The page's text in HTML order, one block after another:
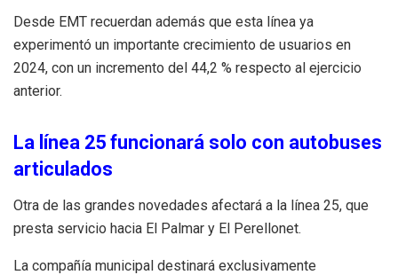
Desde EMT recuerdan además que esta línea ya
experimentó un importante crecimiento de usuarios en
2024, con un incremento del 44,2 % respecto al ejercicio
anterior.
La línea 25 funcionará solo con autobuses
articulados
Otra de las grandes novedades afectará a la línea 25, que
presta servicio hacia El Palmar y El Perellonet.
La compañía municipal destinará exclusivamente